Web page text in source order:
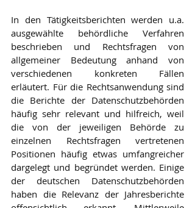
In den Tätigkeitsberichten werden u.a.
ausgewählte behördliche Verfahren
beschrieben und Rechtsfragen von
allgemeiner Bedeutung anhand von
verschiedenen konkreten Fällen
erläutert. Für die Rechtsanwendung sind
die Berichte der Datenschutzbehörden
häufig sehr relevant und hilfreich, weil
die von der jeweiligen Behörde zu
einzelnen Rechtsfragen vertretenen
Positionen häufig etwas umfangreicher
dargelegt und begründet werden. Einige
der deutschen Datenschutzbehörden
haben die Relevanz der Jahresberichte